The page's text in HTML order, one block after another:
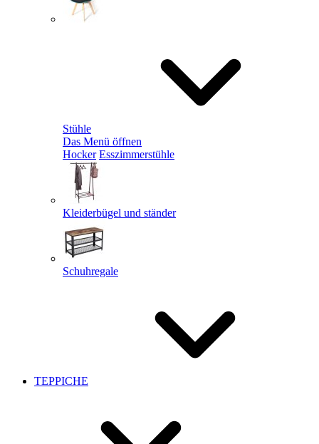
Stühle
Das Menü öffnen
Hocker Esszimmerstühle
Kleiderbügel und ständer
Schuhregale
TEPPICHE